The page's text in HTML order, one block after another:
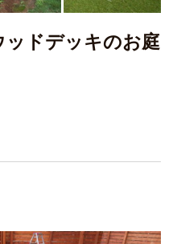
ドデッキのお庭